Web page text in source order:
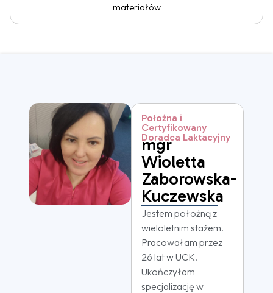
materiałów
Położna i
Certyfikowany
Doradca Laktacyjny
mgr
Wioletta
Zaborowska-
Kuczewska
Jestem położną z
wieloletnim stażem.
Pracowałam przez
26 lat w UCK.
Ukończyłam
specjalizację w